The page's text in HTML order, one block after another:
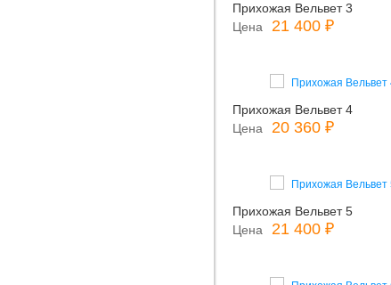
Прихожая Вельвет 3
Цена
21 400 ₽
Прихожая Вельвет 4
Цена
20 360 ₽
Прихожая Вельвет 5
Цена
21 400 ₽